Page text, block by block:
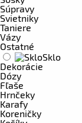
Súpravy
Svietniky
Taniere
Vázy
Ostatné
Sklo
Dekorácie
Dózy
Fľaše
Hrnčeky
Karafy
Koreničky